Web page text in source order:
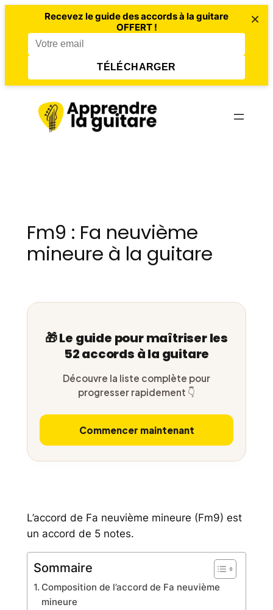
Recevez le guide des accords à la guitare
OFFERT !
TÉLÉCHARGER
×
contenu
Fm9 : Fa neuvième
mineure à la guitare
🎁 Le guide pour maîtriser les
52 accords à la guitare
Découvre la liste complète pour
progresser rapidement 👇
Commencer maintenant
L’accord de Fa neuvième mineure (Fm9) est
un accord de 5 notes.
Sommaire
Composition de l’accord de Fa neuvième
mineure